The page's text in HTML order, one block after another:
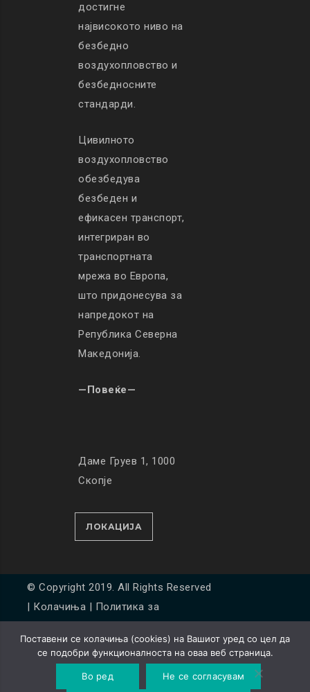
достигне
највисокото ниво на
безбедно
воздухопловство и
безбедносните
стандарди.
Цивилното
воздухопловство
обезбедува
безбеден и
ефикасен транспорт,
интегриран во
транспортната
мрежа во Европа,
што придонесува за
напредокот на
Република Северна
Македонија.
—Повеќе—
Даме Груев 1, 1000
Скопје
ЛОКАЦИЈА
© Copyright 2019. All Rights Reserved
| Колачиња | Политика за
Developed byUnet
Поставени се колачиња (cookies) на Вашиот уред со цел да
се подобри функционалноста на оваа веб страница.
Во ред Не се согласувам